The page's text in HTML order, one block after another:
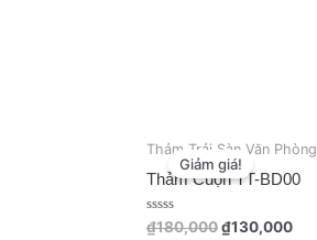
Giảm giá!
Thảm Trải Sàn Văn Phòng
Thảm Cuộn TT-BD00
Được
₫180,000
gốc
là:
₫130,000
hiện
tại